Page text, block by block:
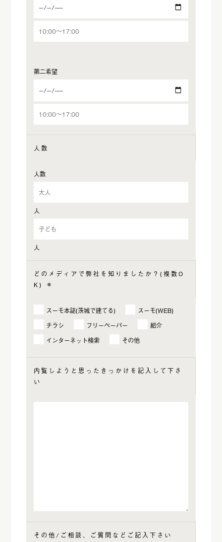
第二希望
人数
人数
人
人
どのメディアで弊社を知りましたか？(複数O
K)
＊
スーモ本誌(茨城で建てる)
スーモ(WEB)
チラシ
フリーペーパー
紹介
インターネット検索
その他
内覧しようと思ったきっかけを記入して下さ
い
その他/ご相談、ご質問などご記入下さい